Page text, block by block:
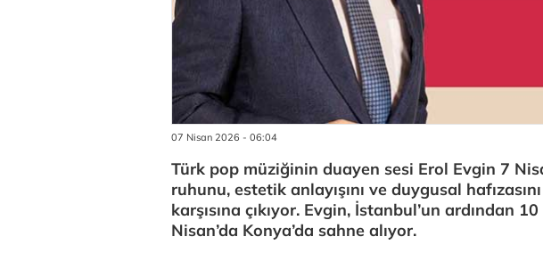
07 Nisan 2026 - 06:04
Türk pop müziğinin duayen sesi Erol Evgin 7
ruhunu, estetik anlayışını ve duygusal
karşısına çıkıyor. Evgin, İstanbul’un ardından
Nisan’da Konya’da sahne alıyor.